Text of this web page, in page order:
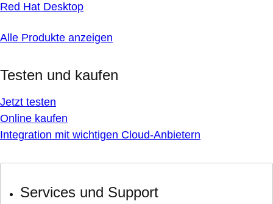
Red Hat Desktop
Alle Produkte anzeigen
Testen und kaufen
Jetzt testen
Online kaufen
Integration mit wichtigen Cloud-Anbietern
Services und Support